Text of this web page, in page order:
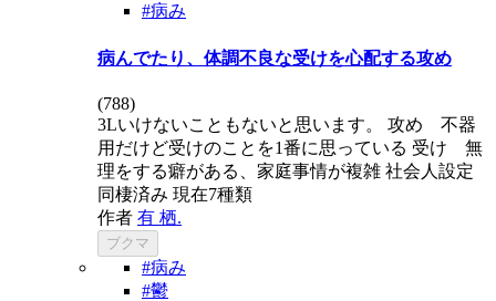
#病み
病んでたり、体調不良な受けを心配する攻め
(788)
3Lいけないこともないと思います。 攻め 不器
用だけど受けのことを1番に思っている 受け 無
理をする癖がある、家庭事情が複雑 社会人設定
同棲済み 現在7種類
作者 有 栖.
ブクマ
#病み
#鬱